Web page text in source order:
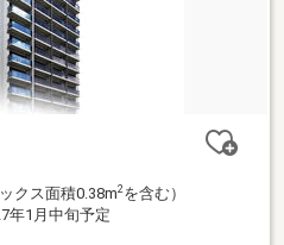
クス面積0.38m2を含む）
年1月中旬予定